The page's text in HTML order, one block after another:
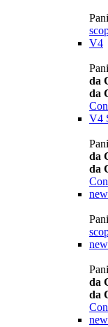
V4
da
da
V4
da
da
new
new
da
da
new